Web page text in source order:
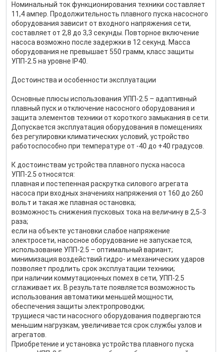
Номинальный ток функционирования техники составляет
11,4 ампер. Продолжительность плавного пуска насосного
оборудования зависит от входного напряжения сети,
составляет от 2,8 до 3,3 секунды. Повторное включение
насоса возможно после задержки в 12 секунд. Масса
оборудования не превышает 550 грамм, класс защиты
УПП-2.5 на уровне IP40.
Достоинства и особенности эксплуатации
Основные плюсы использования УПП-2.5 – адаптивный
плавный пуск и отключение насосного оборудования и
защита элементов техники от короткого замыкания в сети.
Допускается эксплуатация оборудования в помещениях
без регулировки климатических условий, устройство
работоспособно при температуре от -40 до +40 градусов.
К достоинствам устройства плавного пуска насоса
УПП-2.5 относятся:
плавная и постепенная раскрутка силового агрегата
насоса при входных значениях напряжения от 160 до 260
вольт и такая же плавная остановка;
возможность снижения пусковых тока на величину в 2,5-3
раза;
если на объекте установки слабое напряжение
электросети, насосное оборудование не запускается,
использование УПП-2.5 – оптимальный вариант;
минимизация воздействий гидро- и механических ударов
позволяет продлить срок эксплуатации техники;
при наличии коммутационных помех в сети, УПП-2.5
сглаживает их. В результате появляется возможность
использования автоматики меньшей мощности,
обеспечения защиты электропроводки;
трущиеся части насосного оборудования подвергаются
меньшим нагрузкам, увеличивается срок службы узлов и
агрегатов.
Приобретение и установка устройства плавного пуска